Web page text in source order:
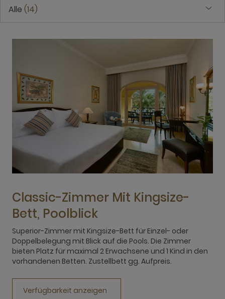
Alle 14
Classic-Zimmer Mit Kingsize-
Bett, Poolblick
Superior-Zimmer mit Kingsize-Bett für Einzel- oder
Doppelbelegung mit Blick auf die Pools. Die Zimmer
bieten Platz für maximal 2 Erwachsene und 1 Kind in den
vorhandenen Betten. Zustellbett gg. Aufpreis.
Verfügbarkeit anzeigen